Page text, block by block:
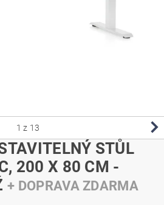
1 z 13
STŮL
200 X 80 CM -
+ DOPRAVA ZDARMA